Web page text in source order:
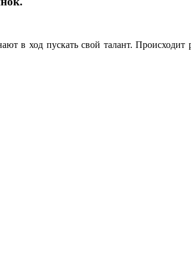
в ход пускать свой талант.